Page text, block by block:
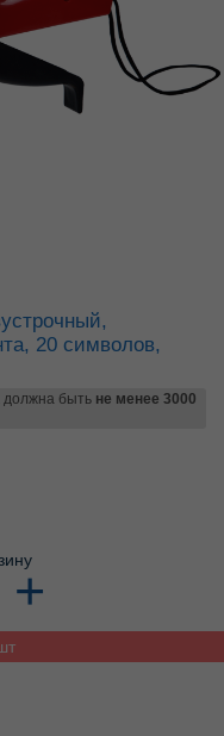
20 символов,
должна быть не менее 3000
+